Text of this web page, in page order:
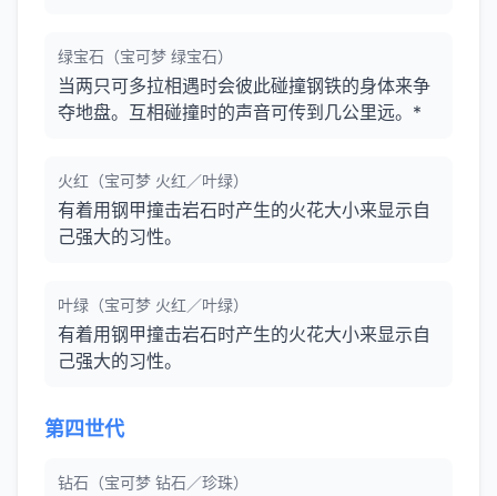
绿宝石（宝可梦 绿宝石）
当两只可多拉相遇时会彼此碰撞钢铁的身体来争
夺地盘。互相碰撞时的声音可传到几公里远。*
火红（宝可梦 火红／叶绿）
有着用钢甲撞击岩石时产生的火花大小来显示自
己强大的习性。
叶绿（宝可梦 火红／叶绿）
有着用钢甲撞击岩石时产生的火花大小来显示自
己强大的习性。
第四世代
钻石（宝可梦 钻石／珍珠）